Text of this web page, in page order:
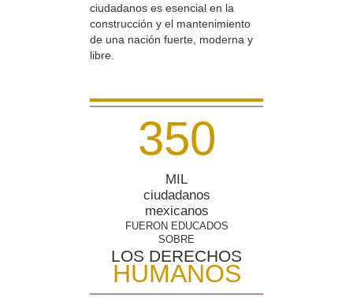
ciudadanos es esencial en la
construcción y el mantenimiento
de una nación fuerte, moderna y
libre.
350
MIL
ciudadanos
mexicanos
FUERON EDUCADOS
SOBRE
LOS DERECHOS
HUMANOS